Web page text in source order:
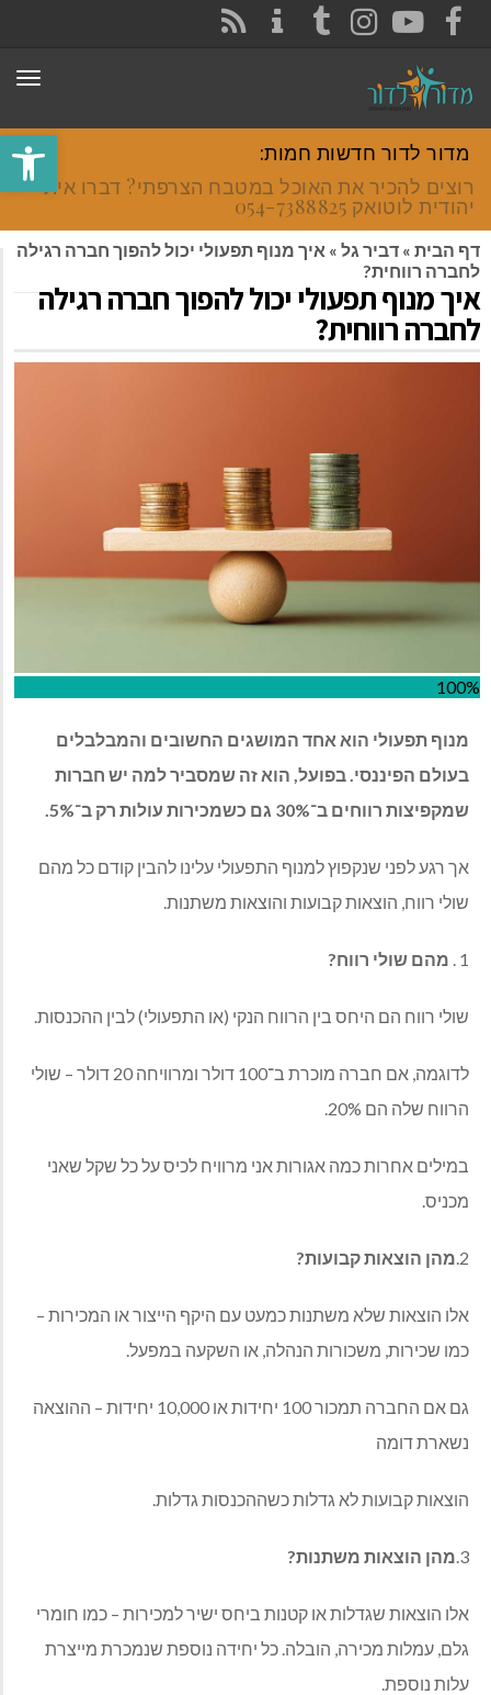
פתח
FACEBOOK
YOUTUBE
INSTAGRAM
TUMBLR
מדור לדור חדשות חמות:
רוצים להכיר את האוכל במטבח הצרפתי? דברו איתי
יהודית לוטואק 054-7388825.
דף הבית » דביר גל » איך מנוף תפעולי יכול להפוך חברה רגילה
לחברה רווחית?
איך מנוף תפעולי יכול להפוך חברה רגילה
לחברה רווחית?
100%
מנוף תפעולי הוא אחד המושגים החשובים והמבלבלים
בעולם הפיננסי. בפועל, הוא זה שמסביר למה יש חברות
שמקפיצות רווחים ב־30% גם כשמכירות עולות רק ב־5%.
אך רגע לפני שנקפוץ למנוף התפעולי עלינו להבין קודם כל מהם
שולי רווח, הוצאות קבועות והוצאות משתנות.
1 . מהם שולי רווח?
שולי רווח הם היחס בין הרווח הנקי (או התפעולי) לבין ההכנסות.
לדוגמה, אם חברה מוכרת ב־100 דולר ומרוויחה 20 דולר – שולי
הרווח שלה הם 20%.
במילים אחרות כמה אגורות אני מרוויח לכיס על כל שקל שאני
מכניס.
2. מהן הוצאות קבועות?
אלו הוצאות שלא משתנות כמעט עם היקף הייצור או המכירות –
כמו שכירות, משכורות הנהלה, או השקעה במפעל.
גם אם החברה תמכור 100 יחידות או 10,000 יחידות – ההוצאה
נשארת דומה
הוצאות קבועות לא גדלות כשההכנסות גדלות.
3. מהן הוצאות משתנות?
אלו הוצאות שגדלות או קטנות ביחס ישיר למכירות – כמו חומרי
גלם, עמלות מכירה, הובלה. כל יחידה נוספת שנמכרת מייצרת
עלות נוספת.